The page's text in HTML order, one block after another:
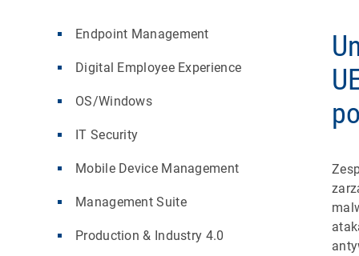
Endpoint Management
Digital Employee Experience
OS/Windows
IT Security
Mobile Device Management
Management Suite
Production & Industry 4.0